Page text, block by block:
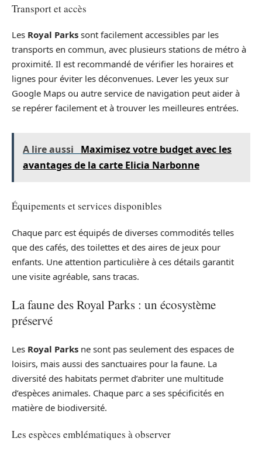
Transport et accès
Les Royal Parks sont facilement accessibles par les
transports en commun, avec plusieurs stations de métro à
proximité. Il est recommandé de vérifier les horaires et
lignes pour éviter les déconvenues. Lever les yeux sur
Google Maps ou autre service de navigation peut aider à
se repérer facilement et à trouver les meilleures entrées.
A lire aussi
Maximisez votre budget avec les
avantages de la carte Elicia Narbonne
Équipements et services disponibles
Chaque parc est équipés de diverses commodités telles
que des cafés, des toilettes et des aires de jeux pour
enfants. Une attention particulière à ces détails garantit
une visite agréable, sans tracas.
La faune des Royal Parks : un écosystème
préservé
Les Royal Parks ne sont pas seulement des espaces de
loisirs, mais aussi des sanctuaires pour la faune. La
diversité des habitats permet d’abriter une multitude
d’espèces animales. Chaque parc a ses spécificités en
matière de biodiversité.
Les espèces emblématiques à observer